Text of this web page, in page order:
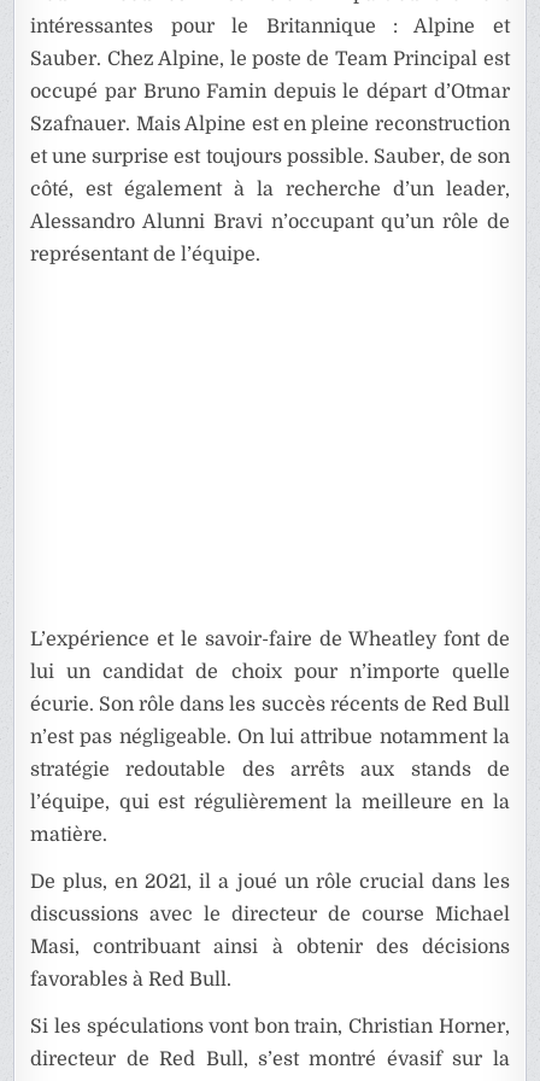
intéressantes pour le Britannique : Alpine et
Sauber. Chez Alpine, le poste de Team Principal est
occupé par Bruno Famin depuis le départ d’Otmar
Szafnauer. Mais Alpine est en pleine reconstruction
et une surprise est toujours possible. Sauber, de son
côté, est également à la recherche d’un leader,
Alessandro Alunni Bravi n’occupant qu’un rôle de
représentant de l’équipe.
L’expérience et le savoir-faire de Wheatley font de
lui un candidat de choix pour n’importe quelle
écurie. Son rôle dans les succès récents de Red Bull
n’est pas négligeable. On lui attribue notamment la
stratégie redoutable des arrêts aux stands de
l’équipe, qui est régulièrement la meilleure en la
matière.
De plus, en 2021, il a joué un rôle crucial dans les
discussions avec le directeur de course Michael
Masi, contribuant ainsi à obtenir des décisions
favorables à Red Bull.
Si les spéculations vont bon train, Christian Horner,
directeur de Red Bull, s’est montré évasif sur la